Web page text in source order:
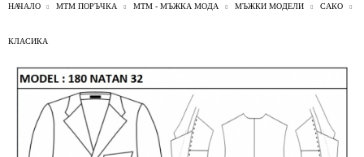
НАЧАЛО МТМ ПОРЪЧКА МТМ - МЪЖКА МОДА МЪЖКИ МОДЕЛИ САКО
КЛАСИКА